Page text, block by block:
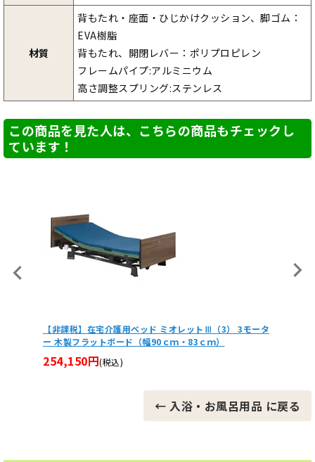
材質
背もたれ・座面・ひじかけクッション、脚ゴム：
EVA樹脂
背もたれ、開閉レバー：ポリプロピレン
フレームパイプ:アルミニウム
高さ調整スプリング:ステンレス
この商品を見た人は、こちらの商品もチェックし
ています！
【非課税】愛杖 楽スマ スリーベース 3点杖・多点杖
18,700円(税込)
← 入浴・お風呂用品 に戻る